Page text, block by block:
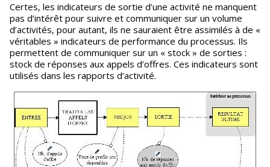
Certes, les indicateurs de sortie d’une activité ne manquent
pas d’intérêt pour suivre et communiquer sur un volume
d’activités, pour autant, ils ne sauraient être assimilés à de «
véritables » indicateurs de performance du processus. Ils
permettent de communiquer sur un « stock » de sorties :
stock de réponses aux appels d’offres. Ces indicateurs sont
utilisés dans les rapports d’activité.